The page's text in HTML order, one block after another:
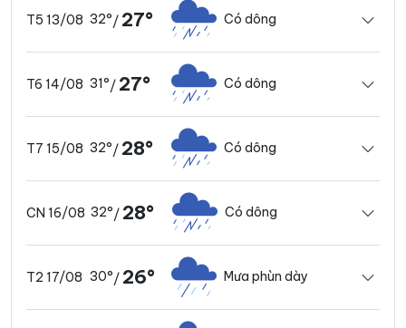
T5 13/08 32°/ 27° Có dông
T6 14/08 31°/ 27° Có dông
T7 15/08 32°/ 28° Có dông
CN 16/08 32°/ 28° Có dông
T2 17/08 30°/ 26° Mưa phùn dày